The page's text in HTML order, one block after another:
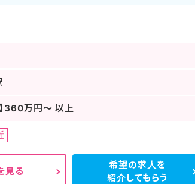
360万円～ 以上
見る
希望の求人を
紹介してもらう